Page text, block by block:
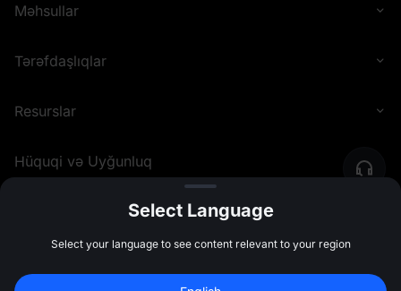
Məhsullar
Tərəfdaşlıqlar
Resurslar
Hüquqi və Uyğunluq
©2026 MEXC.COM
Select Language
Select your language to see content relevant to your region